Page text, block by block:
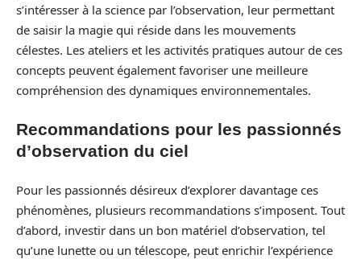
s’intéresser à la science par l’observation, leur permettant
de saisir la magie qui réside dans les mouvements
célestes. Les ateliers et les activités pratiques autour de ces
concepts peuvent également favoriser une meilleure
compréhension des dynamiques environnementales.
Recommandations pour les passionnés
d’observation du ciel
Pour les passionnés désireux d’explorer davantage ces
phénomènes, plusieurs recommandations s’imposent. Tout
d’abord, investir dans un bon matériel d’observation, tel
qu’une lunette ou un télescope, peut enrichir l’expérience